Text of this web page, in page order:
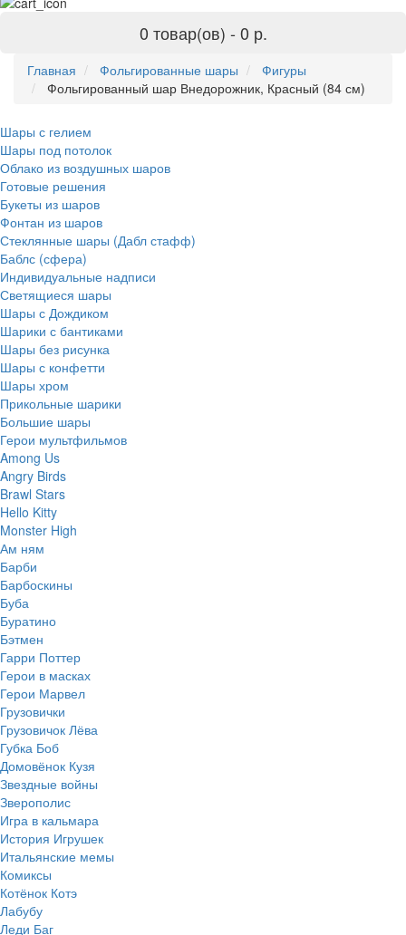
0 товар(ов) - 0 р.
Главная Фольгированные шары
Фигуры
Фольгированный шар Внедорожник, Красный (84 см)
Шары с гелием
Шары под потолок
Облако из воздушных шаров
Готовые решения
Букеты из шаров
Фонтан из шаров
Стеклянные шары (Дабл стафф)
Баблс (сфера)
Индивидуальные надписи
Светящиеся шары
Шары с Дождиком
Шарики с бантиками
Шары без рисунка
Шары с конфетти
Шары хром
Прикольные шарики
Большие шары
Герои мультфильмов
Among Us
Angry Birds
Brawl Stars
Hello Kitty
Monster High
Ам ням
Барби
Барбоскины
Буба
Буратино
Бэтмен
Гарри Поттер
Герои в масках
Герои Марвел
Грузовички
Грузовичок Лёва
Губка Боб
Домовёнок Кузя
Звездные войны
Зверополис
Игра в кальмара
История Игрушек
Итальянские мемы
Комиксы
Котёнок Котэ
Лабубу
Леди Баг